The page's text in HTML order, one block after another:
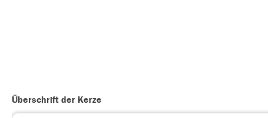
Überschrift der Kerze